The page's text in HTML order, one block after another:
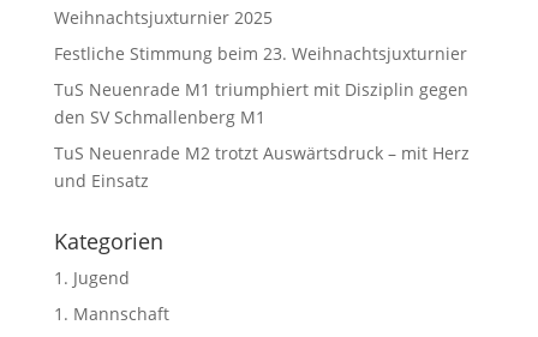
Weihnachtsjuxturnier 2025
Festliche Stimmung beim 23. Weihnachtsjuxturnier
TuS Neuenrade M1 triumphiert mit Disziplin gegen
den SV Schmallenberg M1
TuS Neuenrade M2 trotzt Auswärtsdruck – mit Herz
und Einsatz
Kategorien
1. Jugend
1. Mannschaft